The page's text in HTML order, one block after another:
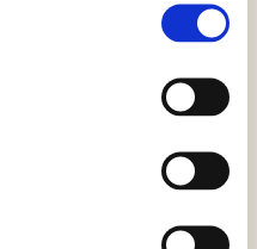
tilgængelige,
i et klart, præcist og